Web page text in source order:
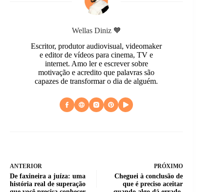
Wellas Diniz 🧡
Escritor, produtor audiovisual, videomaker
e editor de vídeos para cinema, TV e
internet. Amo ler e escrever sobre
motivação e acredito que palavras são
capazes de transformar o dia de alguém.
ANTERIOR
De faxineira a juíza: uma
história real de superação
PRÓXIMO
Cheguei à conclusão de
que é preciso aceitar